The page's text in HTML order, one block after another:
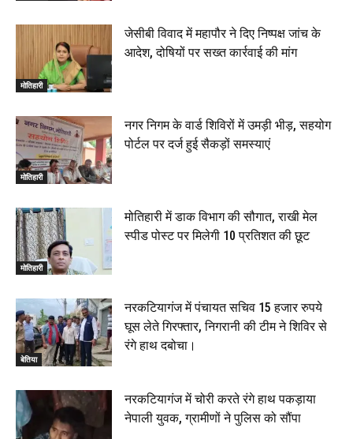
मोतिहारी
जेसीबी विवाद में महापौर ने दिए निष्पक्ष जांच के
आदेश, दोषियों पर सख्त कार्रवाई की मांग
मोतिहारी
नगर निगम के वार्ड शिविरों में उमड़ी भीड़, सहयोग
पोर्टल पर दर्ज हुई सैकड़ों समस्याएं
मोतिहारी
मोतिहारी में डाक विभाग की सौगात, राखी मेल
स्पीड पोस्ट पर मिलेगी 10 प्रतिशत की छूट
बेतिया
नरकटियागंज में पंचायत सचिव 15 हजार रुपये
घूस लेते गिरफ्तार, निगरानी की टीम ने शिविर से
रंगे हाथ दबोचा।
नरकटियागंज में चोरी करते रंगे हाथ पकड़ाया
नेपाली युवक, ग्रामीणों ने पुलिस को सौंपा